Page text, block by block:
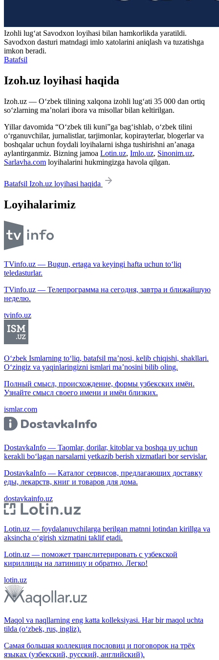
Izohli lugʻat Savodxon loyihasi bilan hamkorlikda yaratildi.
Savodxon dasturi matndagi imlo xatolarini aniqlash va tuzatishga
imkon beradi.
Batafsil
Izoh.uz loyihasi haqida
Izoh.uz — O‘zbek tilining xalqona izohli lug‘ati 35 000 dan ortiq
so‘zlarning ma’nolari ibora va misollar bilan keltirilgan.
Yillar davomida “O‘zbek tili kuni”ga bag‘ishlab, o‘zbek tilini
o‘rganuvchilar, jurnalistlar, tarjimonlar, kopirayterlar, blogerlar va
boshqalar uchun foydali loyihalarni ishga tushirishni an’anaga
aylantirganmiz. Bizning jamoa Lotin.uz, Imlo.uz, Sinonim.uz,
Sarlavha.com loyihalarini hukmingizga havola qilgan.
Batafsil Izoh.uz loyihasi haqida
Loyihalarimiz
TVinfo.uz — Bugun, ertaga va keyingi hafta uchun to‘liq
teledasturlar.
TVinfo.uz — Телепрограмма на сегодня, завтра и ближайшую
неделю.
tvinfo.uz
O‘zbek Ismlarning to‘liq, batafsil ma’nosi, kelib chiqishi, shakllari.
O‘zingiz va yaqinlaringizni ismlari ma’nosini bilib oling.
Полный смысл, происхождение, формы узбекских имён.
Узнайте смысл своего имени и имён близких.
ismlar.com
DostavkaInfo — Taomlar, dorilar, kitoblar va boshqa uy uchun
kerakli bo‘lagan narsalarni yetkazib berish xizmatlari bor servislar.
DostavkaInfo — Каталог сервисов, предлагающих доставку
еды, лекарств, книг и товаров для дома.
dostavkainfo.uz
Lotin.uz — foydalanuvchilarga berilgan matnni lotindan kirillga va
aksincha o‘girish xizmatini taklif etadi.
Lotin.uz — поможет транслитерировать с узбекской
кириллицы на латиницу и обратно. Легко!
lotin.uz
Maqol va naqllarning eng katta kolleksiyasi. Har bir maqol uchta
tilda (o‘zbek, rus, ingliz).
Самая большая коллекция пословиц и поговорок на трёх
языках (узбекский, русский, английский).